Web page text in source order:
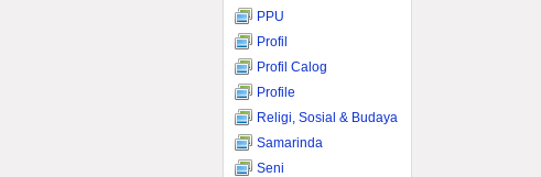
PPU
Profil
Profil Calog
Profile
Religi, Sosial & Budaya
Samarinda
Seni